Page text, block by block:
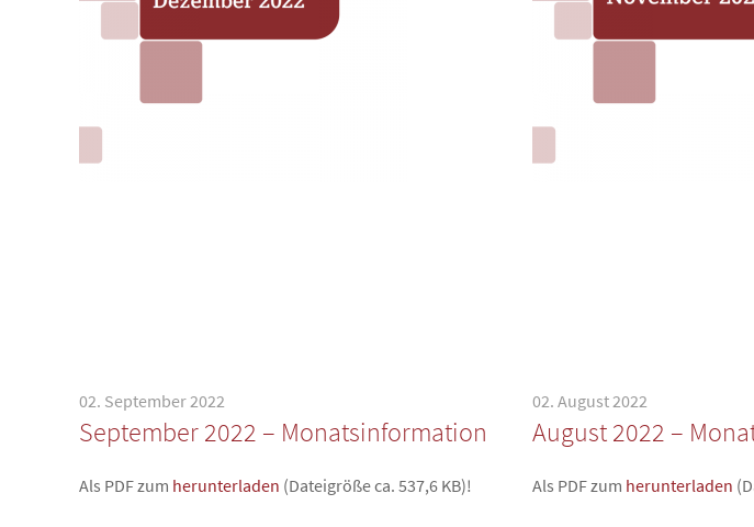
02. September 2022
September 2022 – Monatsinformation
Als PDF zum herunterladen (Dateigröße ca. 537,6 KB)!
02. August 2022
August 2022 –
Als PDF zum herunterladen